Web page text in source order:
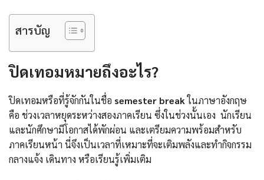
สารบัญ
ปิดเทอมหมายถึงอะไร?
ปิดเทอมหรือที่รู้จักกันในชื่อ semester breakในภาษาอังกฤษ
คือ ช่วงเวลาหยุดระหว่างสองภาคเรียน ซึ่งในช่วงนั้นเอง นักเรียน
และนักศึกษามีโอกาสได้พักผ่อน และเตรียมความพร้อมสำหรับ
ภาคเรียนหน้า นี่จึงเป็นเวลาที่เหมาะที่จะเติมพลังและทำกิจกรรม
กลางแจ้ง เดินทาง หรือเรียนรู้เพิ่มเติม